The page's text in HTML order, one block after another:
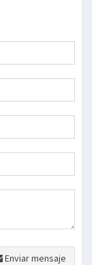
Enviar mensaje